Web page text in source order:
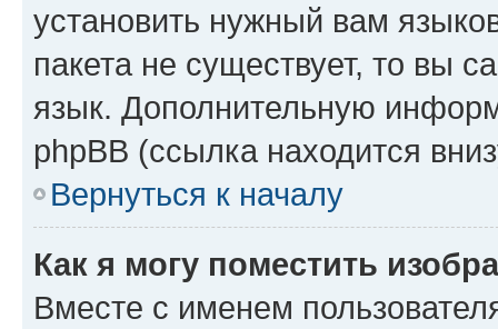
установить нужный вам
пакета не существует, то вы
язык. Дополнительную
phpBB (ссылка находится
Вернуться к началу
Как я могу поместить
Вместе с именем